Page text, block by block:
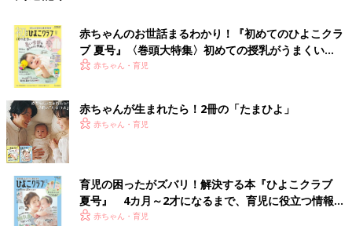
赤ちゃんのお世話まるわかり！『初めてのひよこクラ
ブ 夏号』〈巻頭大特集〉初めての授乳がうまくい
く！ おっぱい・ミルクの基本と夏のトラブル 解決テ
赤ちゃん・育児
赤ちゃんが生まれたら！2冊の「たまひよ」
赤ちゃん・育児
育児の困ったがズバリ！解決する本『ひよこクラブ
夏号』 4カ月～2才になるまで、育児に役立つ情報が
いっぱい！
赤ちゃん・育児